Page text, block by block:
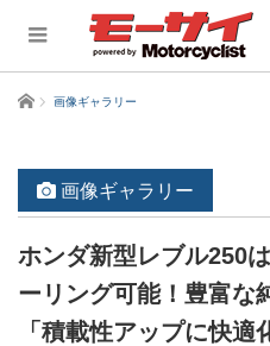
ホーム 画像ギャラリー
画像ギャラリー
ホンダ新型レブル250
ーリング可能！豊富な
「積載性アップに快